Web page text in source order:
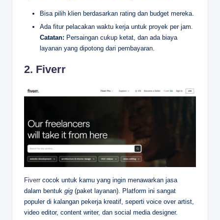
Bisa pilih klien berdasarkan rating dan budget mereka.
Ada fitur pelacakan waktu kerja untuk proyek per jam.
Catatan: Persaingan cukup ketat, dan ada biaya
layanan yang dipotong dari pembayaran.
2. Fiverr
Fiverr cocok untuk kamu yang ingin menawarkan jasa
dalam bentuk gig (paket layanan). Platform ini sangat
populer di kalangan pekerja kreatif, seperti voice over artist,
video editor, content writer, dan social media designer.